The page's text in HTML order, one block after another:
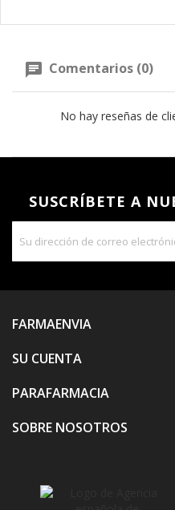
Comentarios (0)
No hay reseñas de
SUSCRÍBETE A
FARMAENVIA
SU CUENTA
PARAFARMACIA
SOBRE NOSOTROS